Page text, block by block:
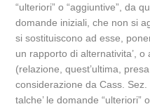
“ulteriori” o “aggiuntive”, da
domande iniziali, che non si
si sostituiscono ad esse,
un rapporto di alternativita’,
(relazione, quest’ultima,
considerazione da Cass.
talche’ le domande “ulteriori”